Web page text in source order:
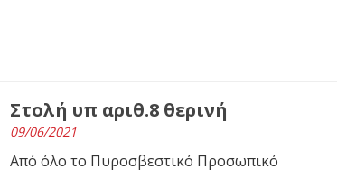
Στολή υπ αριθ.8 θερινή
09/06/2021
Από όλο το Πυροσβεστικό Προσωπικό